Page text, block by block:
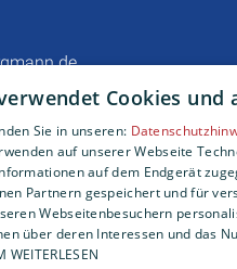
Cookies
Sie in unseren:
auf unserer Webseite
auf dem Endgerät
Partnern gespeichert und für
Webseitenbesuchern
über deren Interessen und das
WEITERLESEN